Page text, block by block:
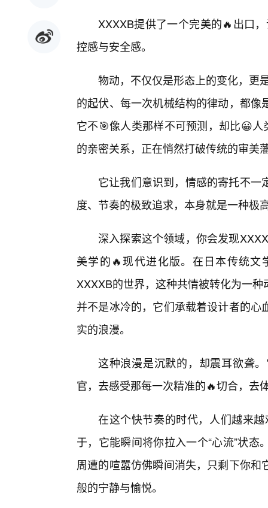
XXXXB提供了一个完美的🔥出口
控感与安全感。
物动，不仅仅是形态上的变化，更
的起伏、每一次机械结构的律动，都
它不🎯像人类那样不可预测，却比😀
的亲密关系，正在悄然打破传统的审美
它让我们意识到，情感的寄托不
度、节奏的极致追求，本身就是一种极
深入探索这个领域，你会发现
美学的🔥现代进化版。在日本传统文
XXXXB的世界，这种共情被转化为一
并不是冰冷的，它们承载着设计者的
实的浪漫。
这种浪漫是沉默的，却震耳欲聋
官，去感受那每一次精准的🔥切合，去
在这个快节奏的时代，人们越来
于，它能瞬间将你拉入一个“心流”状
周遭的喧嚣仿佛瞬间消失，只剩下你
般的宁静与愉悦。